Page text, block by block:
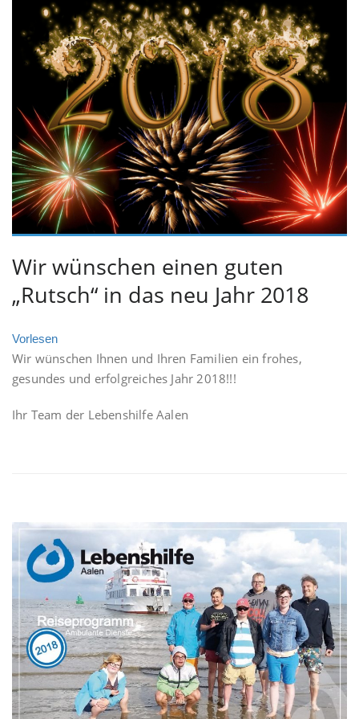
Wir wünschen einen guten
„Rutsch“ in das neu Jahr 2018
Vorlesen
Wir wünschen Ihnen und Ihren Familien ein frohes,
gesundes und erfolgreiches Jahr 2018!!!
Ihr Team der Lebenshilfe Aalen